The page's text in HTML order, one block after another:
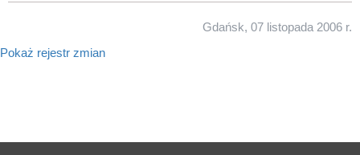
Gdańsk, 07 listopada 2006 r.
Pokaż rejestr zmian